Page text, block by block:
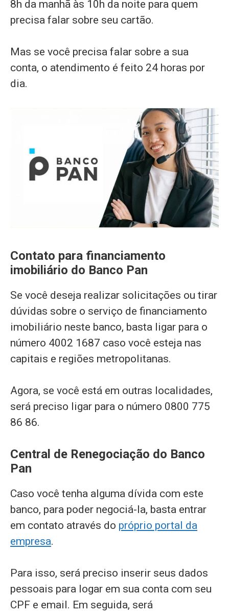
8h da manhã às 10h da noite para quem
precisa falar sobre seu cartão.
Mas se você precisa falar sobre a sua
conta, o atendimento é feito 24 horas por
dia.
Contato para financiamento
imobiliário do Banco Pan
Se você deseja realizar solicitações ou tirar
dúvidas sobre o serviço de financiamento
imobiliário neste banco, basta ligar para o
número 4002 1687 caso você esteja nas
capitais e regiões metropolitanas.
Agora, se você está em outras localidades,
será preciso ligar para o número 0800 775
86 86.
Central de Renegociação do Banco
Pan
Caso você tenha alguma dívida com este
banco, para poder negociá-la, basta entrar
em contato através do próprio portal da
empresa.
Para isso, será preciso inserir seus dados
pessoais para logar em sua conta com seu
CPF e email. Em seguida, será